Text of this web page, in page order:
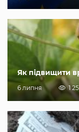
Як підвищити
6 липня 1